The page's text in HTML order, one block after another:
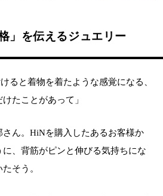
」を伝えるジュエリー
ると着物を着たような感覚になる、
たことがあって」
さん。HiNを購入したあるお客様か
、背筋がピンと伸びる気持ちにな
そう。